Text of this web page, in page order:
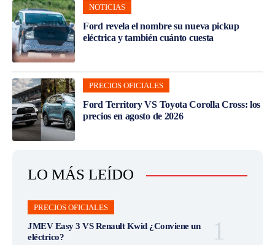
NOTICIAS
Ford revela el nombre su nueva pickup
eléctrica y también cuánto cuesta
PRECIOS OFICIALES
Ford Territory VS Toyota Corolla Cross: los
precios en agosto de 2026
LO MÁS LEÍDO
PRECIOS OFICIALES
JMEV Easy 3 VS Renault Kwid ¿Conviene un
eléctrico?